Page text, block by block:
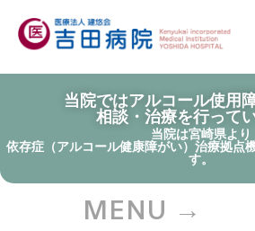
当院ではアルコール使用
相談・治療を行って
当院は宮崎県より
依存症（アルコール健康障がい）治療拠点
す。
MENU →